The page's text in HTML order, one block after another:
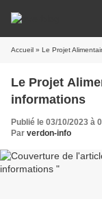
Accueil » Le Projet
Le Projet
informations
Publié le 03/10/2023 à
Par verdon-info